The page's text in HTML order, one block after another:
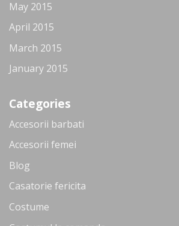
May 2015
April 2015
March 2015
January 2015
Categories
Accesorii barbati
Accesorii femei
Blog
Casatorie fericita
Costume